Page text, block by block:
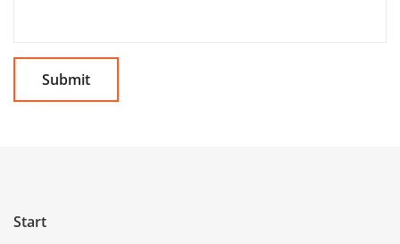
Start